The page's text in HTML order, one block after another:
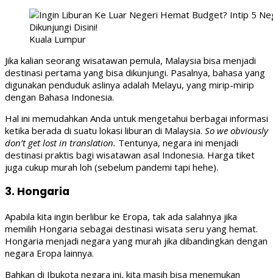
Kuala Lumpur
Jika kalian seorang wisatawan pemula, Malaysia bisa menjadi
destinasi pertama yang bisa dikunjungi. Pasalnya, bahasa yang
digunakan penduduk aslinya adalah Melayu, yang mirip-mirip
dengan Bahasa Indonesia.
Hal ini memudahkan Anda untuk mengetahui berbagai informasi
ketika berada di suatu lokasi liburan di Malaysia. So we obviously
don’t get lost in translation. Tentunya, negara ini menjadi
destinasi praktis bagi wisatawan asal Indonesia. Harga tiket
juga cukup murah loh (sebelum pandemi tapi hehe).
3. Hongaria
Apabila kita ingin berlibur ke Eropa, tak ada salahnya jika
memilih Hongaria sebagai destinasi wisata seru yang hemat.
Hongaria menjadi negara yang murah jika dibandingkan dengan
negara Eropa lainnya.
Bahkan di Ibukota negara ini, kita masih bisa menemukan